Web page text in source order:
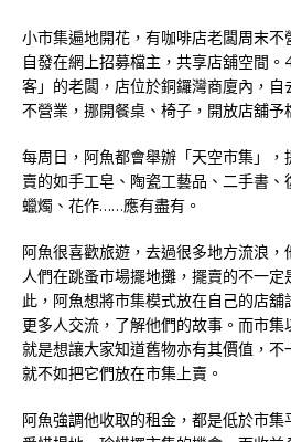
小市集遍地開花，有咖啡店老闆周末不
自發在網上招募檔主，共享店舖空間
客」的老闆，店位於銅鑼灣商廈內，
不營業，挪開餐桌、椅子，開放店舖予
每周日，阿魚都會舉辦「天空市集」
賣的如手工皂、陶瓷工藝品、二手書
蠟燭、花作……應有盡有。
阿魚很喜歡旅遊，去過很多地方流浪
人們在跳蚤市場擺地攤，擺賣的不一
此，阿魚想將市集模式放在自己的店
更多人交流，了解他們的故事。而市集
就是想讓大家知道舊物亦有其價值，不
就不如把它們放在市集上賣。
阿魚強調他收取的租金，都是低於市